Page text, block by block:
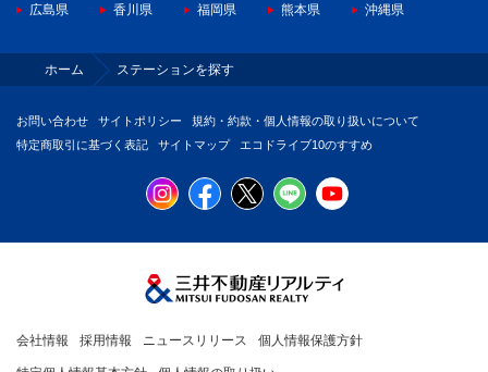
広島県 香川県 福岡県 熊本県 沖縄県
ホーム ステーションを探す
お問い合わせ サイトポリシー
規約・約款・個人情報の取り扱いについて
特定商取引に基づく表記
サイトマップ エコドライブ10のすすめ
会社情報 採用情報 ニュースリリース 個人情報保護方針